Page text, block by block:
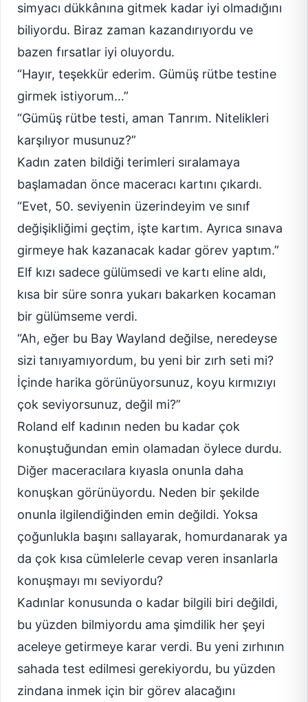
simyacı dükkânına gitmek kadar iyi olmadığını
biliyordu. Biraz zaman kazandırıyordu ve
bazen fırsatlar iyi oluyordu.
“Hayır, teşekkür ederim. Gümüş rütbe testine
girmek istiyorum…”
“Gümüş rütbe testi, aman Tanrım. Nitelikleri
karşılıyor musunuz?”
Kadın zaten bildiği terimleri sıralamaya
başlamadan önce maceracı kartını çıkardı.
“Evet, 50. seviyenin üzerindeyim ve sınıf
değişikliğimi geçtim, işte kartım. Ayrıca sınava
girmeye hak kazanacak kadar görev yaptım.”
Elf kızı sadece gülümsedi ve kartı eline aldı,
kısa bir süre sonra yukarı bakarken kocaman
bir gülümseme verdi.
“Ah, eğer bu Bay Wayland değilse, neredeyse
sizi tanıyamıyordum, bu yeni bir zırh seti mi?
İçinde harika görünüyorsunuz, koyu kırmızıyı
çok seviyorsunuz, değil mi?”
Roland elf kadının neden bu kadar çok
konuştuğundan emin olamadan öylece durdu.
Diğer maceracılara kıyasla onunla daha
konuşkan görünüyordu. Neden bir şekilde
onunla ilgilendiğinden emin değildi. Yoksa
çoğunlukla başını sallayarak, homurdanarak ya
da çok kısa cümlelerle cevap veren insanlarla
konuşmayı mı seviyordu?
Kadınlar konusunda o kadar bilgili biri değildi,
bu yüzden bilmiyordu ama şimdilik her şeyi
aceleye getirmeye karar verdi. Bu yeni zırhının
sahada test edilmesi gerekiyordu, bu yüzden
zindana inmek için bir görev alacağını